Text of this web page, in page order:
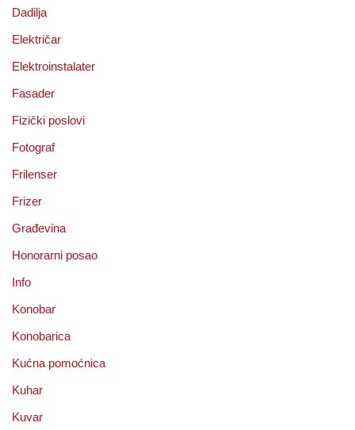
Dadilja
Električar
Elektroinstalater
Fasader
Fizički poslovi
Fotograf
Frilenser
Frizer
Građevina
Honorarni posao
Info
Konobar
Konobarica
Kućna pomoćnica
Kuhar
Kuvar